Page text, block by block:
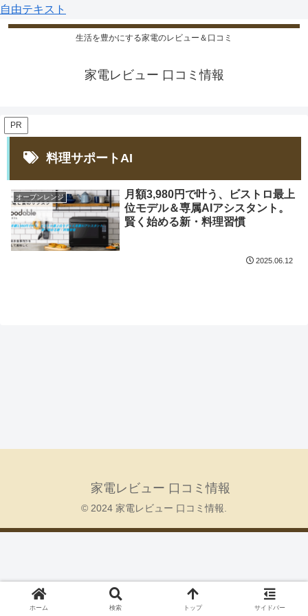
自由テキスト
生活を豊かにする家電のレビュー＆口コミ
家電レビュー 口コミ情報
PR
料理サポートAI
オーブンレンジ
月額3,980円で叶う、ビストロ最上
位モデル＆専属AIアシスタント。
賢く始める新・料理習慣
2025.06.12
家電レビュー 口コミ情報
© 2024 家電レビュー 口コミ情報.
ホーム 検索 トップ サイドバー